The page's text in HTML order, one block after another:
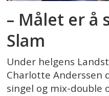
– Målet er å
Slam
Under helgens
Charlotte Anderssen
singel og mix-double